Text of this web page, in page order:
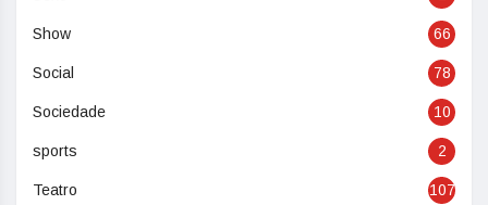
Show 66
Social 78
Sociedade 10
sports 2
Teatro 107